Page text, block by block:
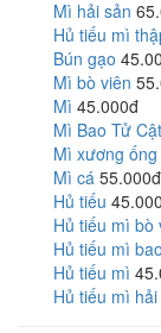
Mì hải sản
Hủ tiếu mì
Bún gạo
Mì bò viên
Mì 45.000đ
Mì Bao Tử Cật
Mì xương ống
Mì cá 55.000đ
Hủ tiếu
Hủ tiếu mì bò
Hủ tiếu mì
Hủ tiếu mì
Hủ tiếu mì hải